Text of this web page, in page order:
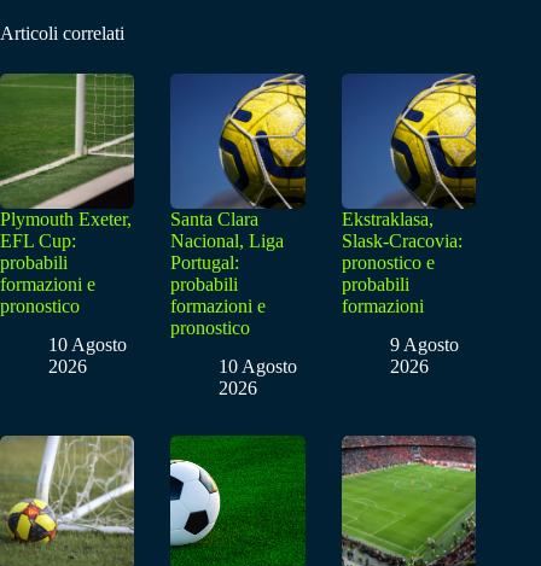
Articoli correlati
Plymouth Exeter,
EFL Cup:
probabili
formazioni e
pronostico
10 Agosto
2026
Santa Clara
Nacional, Liga
Portugal:
probabili
formazioni e
pronostico
10 Agosto
2026
Ekstraklasa,
Slask-Cracovia:
pronostico e
probabili
formazioni
9 Agosto
2026